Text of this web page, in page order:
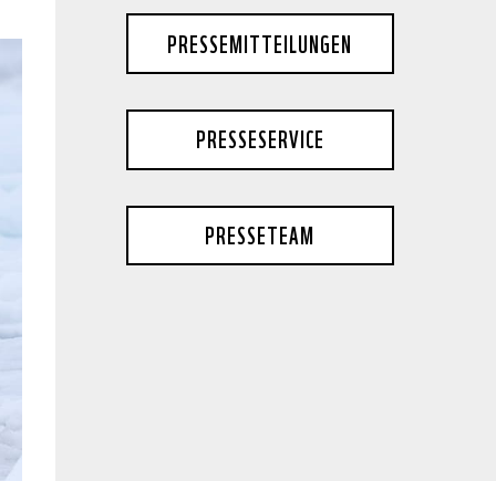
PRESSEMITTEILUNGEN
PRESSESERVICE
PRESSETEAM